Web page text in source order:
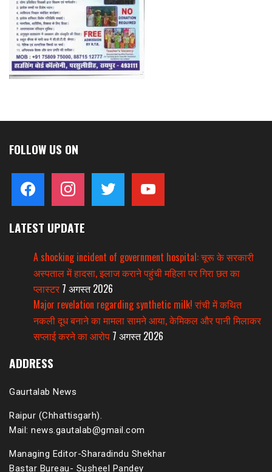
FOLLOW US ON
facebook instagram twitter youtube
LATEST UPDATE
A shocking incident of government hospital: चूरू के सरकारी
अस्पताल में हादसा, इलाज कराने पहुंची महिला पर गिरा छत का
प्लास्टर 7 अगस्त 2026
Major revelation regarding synthetic milk! रांची में कथित
नकली दूध बनाने का मामला सामने आया, केमिकल और पानी मिलाकर
सप्लाई करने का आरोप 7 अगस्त 2026
ADDRESS
Gaurtalab News
Raipur (Chhattisgarh).
Mail: news.gautalab@gmail.com
Managing Editor-Sharadindu Shekhar
Bastar Bureau- Susheel Pandey